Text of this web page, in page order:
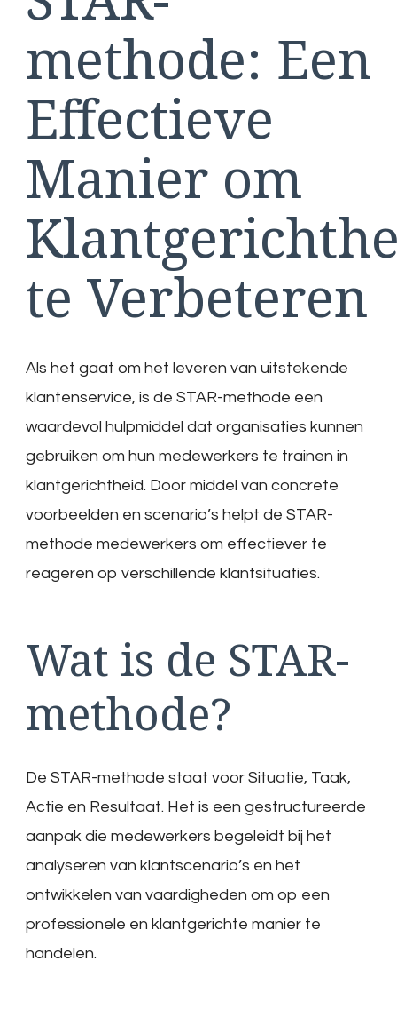
methode: Een
Effectieve
Manier om
te Verbeteren
Als het gaat om het leveren van uitstekende
klantenservice, is de STAR-methode een
waardevol hulpmiddel dat organisaties kunnen
gebruiken om hun medewerkers te trainen in
klantgerichtheid. Door middel van concrete
voorbeelden en scenario’s helpt de STAR-
methode medewerkers om effectiever te
reageren op verschillende klantsituaties.
Wat is de STAR-
methode?
De STAR-methode staat voor Situatie, Taak,
Actie en Resultaat. Het is een gestructureerde
aanpak die medewerkers begeleidt bij het
analyseren van klantscenario’s en het
ontwikkelen van vaardigheden om op een
professionele en klantgerichte manier te
handelen.